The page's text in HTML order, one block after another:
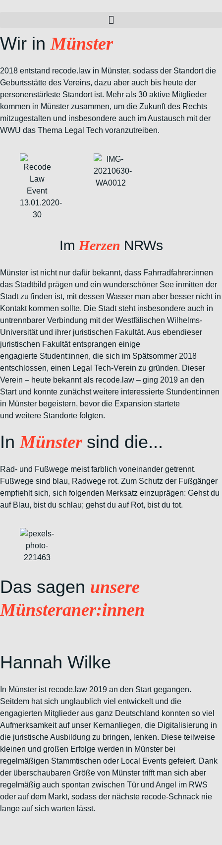
Wir in Münster
2018 entstand recode.law in Münster, sodass der Standort die
Geburtsstätte des Vereins, dazu aber auch bis heute der
personenstärkste Standort ist. Mehr als 30 aktive Mitglieder
kommen in Münster zusammen, um die Zukunft des Rechts
mitzugestalten und insbesondere auch im Austausch mit der
WWU das Thema Legal Tech voranzutreiben.
Im Herzen NRWs
Münster ist nicht nur dafür bekannt, dass Fahrradfahrer:innen
das Stadtbild prägen und ein wunderschöner See inmitten der
Stadt zu finden ist, mit dessen Wasser man aber besser nicht in
Kontakt kommen sollte. Die Stadt steht insbesondere auch in
untrennbarer Verbindung mit der Westfälischen Wilhelms-
Universität und ihrer juristischen Fakultät. Aus ebendieser
juristischen Fakultät entsprangen einige
engagierte Student:innen, die sich im Spätsommer 2018
entschlossen, einen Legal Tech-Verein zu gründen. Dieser
Verein – heute bekannt als recode.law – ging 2019 an den
Start und konnte zunächst weitere interessierte Stundent:innen
in Münster begeistern, bevor die Expansion startete
und weitere Standorte folgten.
In Münster sind die...
Rad- und Fußwege meist farblich voneinander getrennt.
Fußwege sind blau, Radwege rot. Zum Schutz der Fußgänger
empfiehlt sich, sich folgenden Merksatz einzuprägen: Gehst du
auf Blau, bist du schlau; gehstdu auf Rot, bist du tot.
Das sagen unsere
Münsteraner:innen
Hannah Wilke
In Münster ist recode.law 2019 an den Start gegangen.
Seitdem hat sich unglaublich viel entwickelt und die
engagierten Mitglieder aus ganz Deutschland konnten so viel
Aufmerksamkeit auf unser Kernanliegen, die Digitalisierung in
die juristische Ausbildung zu bringen, lenken. Diese teilweise
kleinen und großen Erfolge werden in Münster bei
regelmäßigen Stammtischen oder Local Events gefeiert. Dank
der überschaubaren Größe von Münster trifft man sich aber
regelmäßig auch spontan zwischen Tür und Angel im RWS
oder auf dem Markt, sodass der nächste recode-Schnack nie
lange auf sich warten lässt.